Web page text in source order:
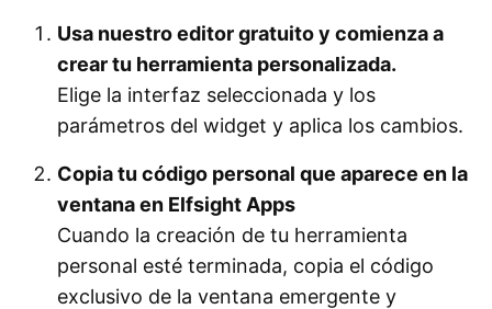
Usa nuestro editor gratuito y comienza a
crear tu herramienta personalizada.
Elige la interfaz seleccionada y los
parámetros del widget y aplica los cambios.
Copia tu código personal que aparece en la
ventana en Elfsight Apps
Cuando la creación de tu herramienta
personal esté terminada, copia el código
exclusivo de la ventana emergente y